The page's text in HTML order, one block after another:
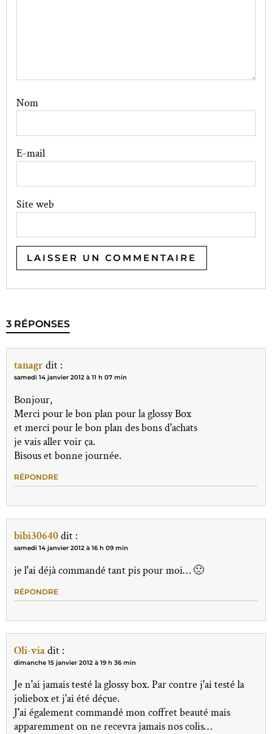
Nom
E-mail
Site web
3 RÉPONSES
tanagr dit :
samedi 14 janvier 2012 à 11 h 07 min
Bonjour,
Merci pour le bon plan pour la glossy Box
et merci pour le bon plan des bons d'achats
je vais aller voir ça.
Bisous et bonne journée.
RÉPONDRE
bibi30640dit :
samedi 14 janvier 2012 à 16 h 09 min
je l'ai déjà commandé tant pis pour moi… 🙁
RÉPONDRE
Oli-viadit :
dimanche 15 janvier 2012 à 19 h 36 min
Je n'ai jamais testé la glossy box. Par contre j'ai testé la
joliebox et j'ai été déçue.
J'ai également commandé mon coffret beauté mais
apparemment on ne recevra jamais nos colis…